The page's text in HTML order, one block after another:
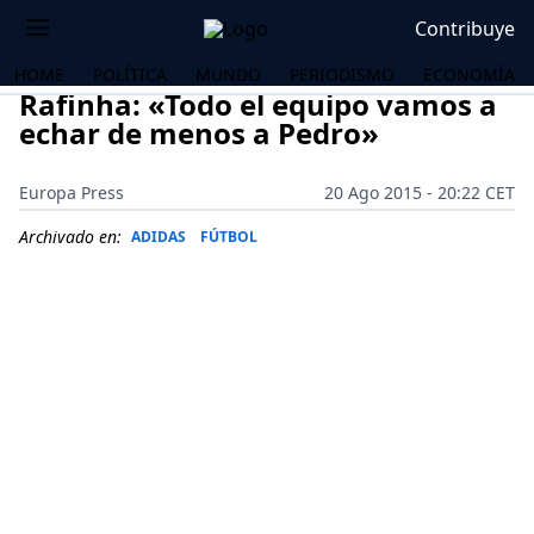
Contribuye
HOME POLÍTICA MUNDO PERIODISMO ECONOMÍA
Rafinha: «Todo el equipo vamos a
echar de menos a Pedro»
Europa Press
20 Ago 2015 - 20:22 CET
Archivado en: ADIDAS FÚTBOL